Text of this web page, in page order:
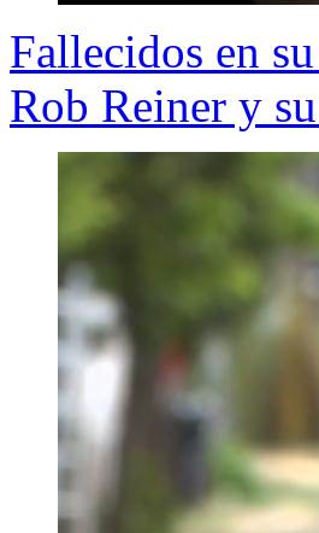
Fallecidos en
Rob Reiner y